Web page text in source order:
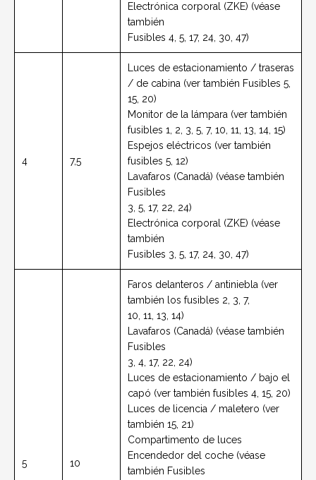
Electrónica corporal (ZKE) (véase
también
Fusibles 4, 5, 17, 24, 30, 47)
4 7,5
Luces de estacionamiento / traseras
/ de cabina (ver también Fusibles 5,
15, 20)
Monitor de la lámpara (ver también
fusibles 1, 2, 3, 5, 7, 10, 11, 13, 14, 15)
Espejos eléctricos (ver también
fusibles 5, 12)
Lavafaros (Canadá) (véase también
Fusibles
3, 5, 17, 22, 24)
Electrónica corporal (ZKE) (véase
también
Fusibles 3, 5, 17, 24, 30, 47)
5 10
Faros delanteros / antiniebla (ver
también los fusibles 2, 3, 7,
10, 11, 13, 14)
Lavafaros (Canadá) (véase también
Fusibles
3, 4, 17, 22, 24)
Luces de estacionamiento / bajo el
capó (ver también fusibles 4, 15, 20)
Luces de licencia / maletero (ver
también 15, 21)
Compartimento de luces
Encendedor del coche (véase
también Fusibles